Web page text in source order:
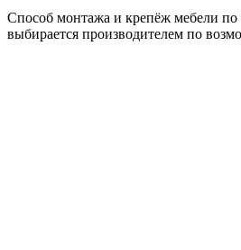
Способ монтажа и крепёж мебели по
выбирается производителем по